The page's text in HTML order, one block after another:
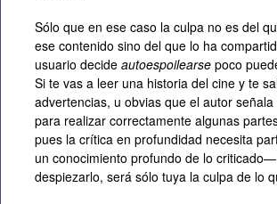
Sólo que en ese caso la culpa no es del
ese contenido sino del que lo ha
usuario decide autoespoilearse poco
Si te vas a leer una historia del cine y te
advertencias, u obvias que el autor
para realizar correctamente algunas
pues la crítica en profundidad necesita
un conocimiento profundo de lo
despiezarlo, será sólo tuya la culpa de lo